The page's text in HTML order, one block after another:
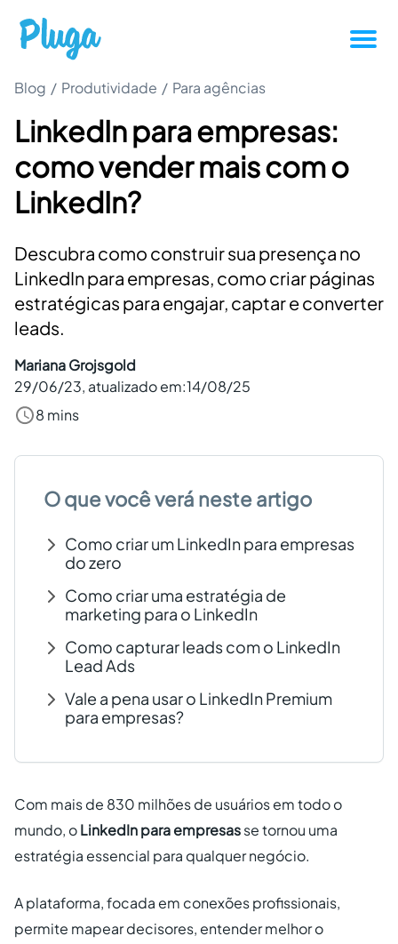
Tutoriais
Produtividade
Novidades da Pluga
Outros
Blog / Produtividade / Para agências
LinkedIn para empresas:
como vender mais com o
LinkedIn?
Descubra como construir sua presença no
LinkedIn para empresas, como criar páginas
estratégicas para engajar, captar e converter
leads.
Mariana Grojsgold
29/06/23, atualizado em:14/08/25
8 mins
O que você verá neste artigo
Como criar um LinkedIn para empresas
do zero
Como criar uma estratégia de
marketing para o LinkedIn
Como capturar leads com o LinkedIn
Lead Ads
Vale a pena usar o LinkedIn Premium
para empresas?
Com mais de 830 milhões de usuários em todo o
mundo, oLinkedIn para empresasse tornou uma
estratégia essencial para qualquer negócio.
A plataforma, focada em conexões profissionais,
permite mapear decisores, entender melhor o